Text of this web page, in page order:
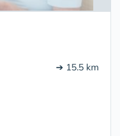
➔ 15.5 km